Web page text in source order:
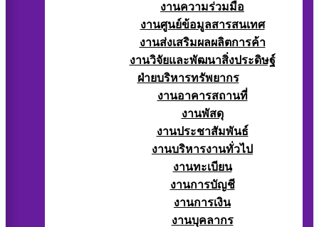
งานความร่วมมือ
งานศูนย์ข้อมูลสารสนเทศ
งานส่งเสริมผลผลิตการค้า
งานวิจัยและพัฒนาสิ่งประดิษฐ์
ฝ่ายบริหารทรัพยากร
งานอาคารสถานที่
งานพัสดุ
งานประชาสัมพันธ์
งานบริหารงานทั่วไป
งานทะเบียน
งานการบัญชี
งานการเงิน
งานบุคลากร